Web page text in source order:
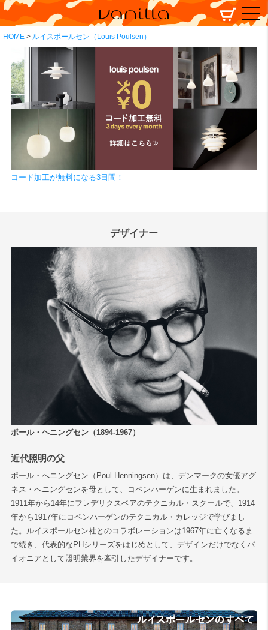
HOME ルイスポールセン（Louis Poulsen）
検索
コード加工が無料になる3日間！
デザイナー
ポール・ヘニングセン（1894-1967）
近代照明の父
ポール・へニングセン（Poul Henningsen）は、デンマークの女優アグ
ネス・へニングセンを母として、コペンハーゲンに生まれました。
1911年から14年にフレデリクスベアのテクニカル・スクールで、1914
年から1917年にコペンハーゲンのテクニカル・カレッジで学びまし
た。ルイスポールセン社とのコラボレーションは1967年に亡くなるま
で続き、代表的なPHシリーズをはじめとして、デザインだけでなくパ
イオニアとして照明業界を牽引したデザイナーです。